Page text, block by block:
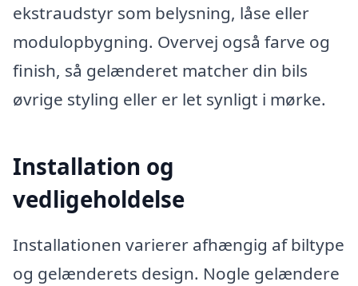
ekstraudstyr som belysning, låse eller
modulopbygning. Overvej også farve og
finish, så gelænderet matcher din bils
øvrige styling eller er let synligt i mørke.
Installation og
vedligeholdelse
Installationen varierer afhængig af biltype
og gelænderets design. Nogle gelændere